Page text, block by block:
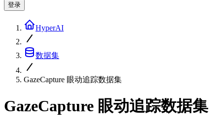
登录
HyperAI
数据集
GazeCapture 眼动追踪数据集
GazeCapture 眼动追踪数据集